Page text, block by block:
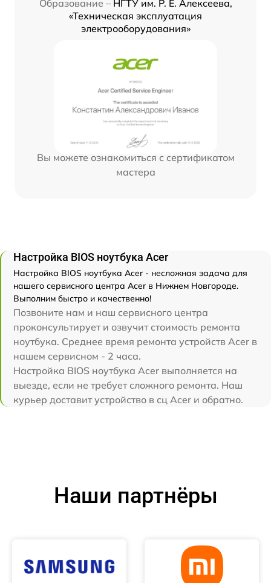
Образование – НГТУ им. Р. Е. Алексеева,
«Техническая эксплуатация
электрооборудования»
Вы можете ознакомиться с сертификатом
мастера
Настройка BIOS ноутбука Acer
Настройка BIOS ноутбука Acer - несложная задача для
нашего сервисного центра Acer в Нижнем Новгороде.
Выполним быстро и качественно!
Позвоните нам и наш сервисного центра
проконсультирует и озвучит стоимость ремонта
ноутбука. Среднее время ремонта устройств Acer в
нашем сервисном - 2 часа.
Настройка BIOS ноутбука Acer выполняется на
выезде, если не требует сложного ремонта. Наш
курьер доставит устройство в сц Acer и обратно.
Наши партнёры